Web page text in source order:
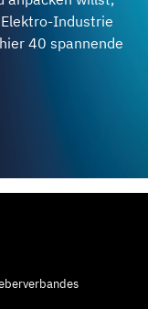
Industrie
40 spannende